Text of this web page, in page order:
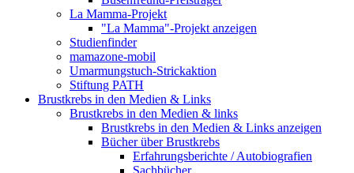
La Mamma-Projekt
"La Mamma"-Projekt anzeigen
Studienfinder
mamazone-mobil
Umarmungstuch-Strickaktion
Stiftung PATH
Brustkrebs in den Medien & Links
Brustkrebs in den Medien & links
Brustkrebs in den Medien & Links anzeigen
Bücher über Brustkrebs
Erfahrungsberichte / Autobiografien